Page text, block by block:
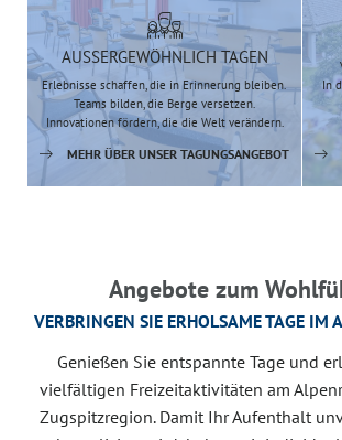
AUSSERGEWÖHNLICH TAGEN
Erlebnisse schaffen, die in Erinnerung bleiben.
Teams bilden, die Berge versetzen.
Innovationen fördern, die die Welt verändern.
MEHR ÜBER UNSER TAGUNGSANGEBOT
In
Angebote zum
VERBRINGEN SIE ERHOLSAME TAGE IM
Genießen Sie entspannte Tage und
vielfältigen Freizeitaktivitäten am
Zugspitzregion. Damit Ihr Aufenthalt